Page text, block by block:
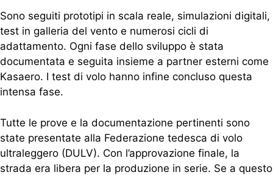
Sono seguiti prototipi in scala reale, simulazioni digitali,
test in galleria del vento e numerosi cicli di
adattamento. Ogni fase dello sviluppo è stata
documentata e seguita insieme a partner esterni come
Kasaero. I test di volo hanno infine concluso questa
intensa fase.
Tutte le prove e la documentazione pertinenti sono
state presentate alla Federazione tedesca di volo
ultraleggero (DULV). Con l’approvazione finale, la
strada era libera per la produzione in serie. Se a questo